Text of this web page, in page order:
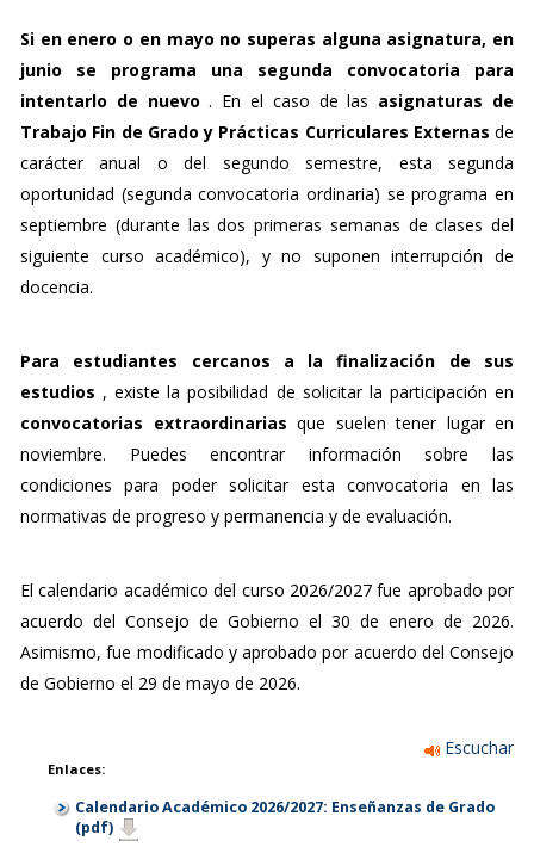
Si en enero o en mayo no superas alguna asignatura, en
junio se programa una segunda convocatoria para
intentarlo de nuevo . En el caso de las asignaturas de
Trabajo Fin de Grado y Prácticas Curriculares Externas de
carácter anual o del segundo semestre, esta segunda
oportunidad (segunda convocatoria ordinaria) se programa en
septiembre (durante las dos primeras semanas de clases del
siguiente curso académico), y no suponen interrupción de
docencia.
Para estudiantes cercanos a la finalización de sus
estudios , existe la posibilidad de solicitar la participación en
convocatorias extraordinarias que suelen tener lugar en
noviembre. Puedes encontrar información sobre las
condiciones para poder solicitar esta convocatoria en las
normativas de progreso y permanencia y de evaluación.
El calendario académico del curso 2026/2027 fue aprobado por
acuerdo del Consejo de Gobierno el 30 de enero de 2026.
Asimismo, fue modificado y aprobado por acuerdo del Consejo
de Gobierno el 29 de mayo de 2026.
Escuchar
Enlaces:
Calendario Académico 2026/2027: Enseñanzas de Grado
(pdf)